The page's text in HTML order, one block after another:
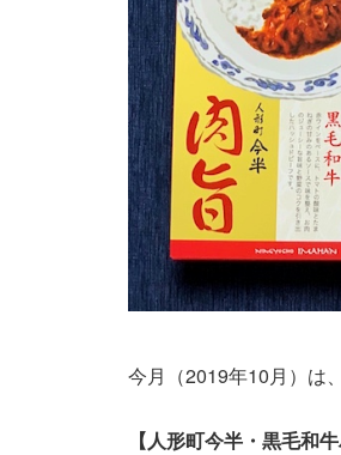
今月（2019年10月）は
【人形町今半・黒毛和